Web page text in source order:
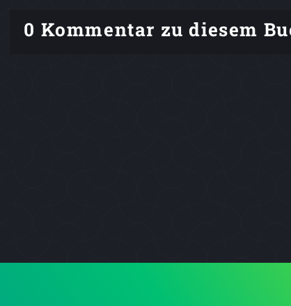
0 Kommentar zu diesem